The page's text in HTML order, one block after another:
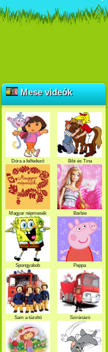
Mese videók
Dóra a felfedező Bibi és Tina
Magyar népmesék Barbie
Spongyabob Peppa
Sam a tűzoltó
Szirénázó
szupercsapat